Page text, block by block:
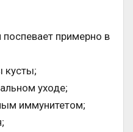
примерно в
кусты;
уходе;
иммунитетом;